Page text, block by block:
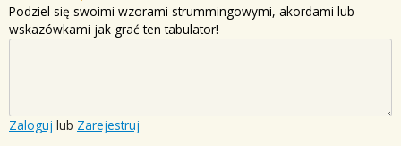
Podziel się swoimi wzorami strummingowymi, akordami lub
wskazówkami jak grać ten tabulator!
Zaloguj lub Zarejestruj